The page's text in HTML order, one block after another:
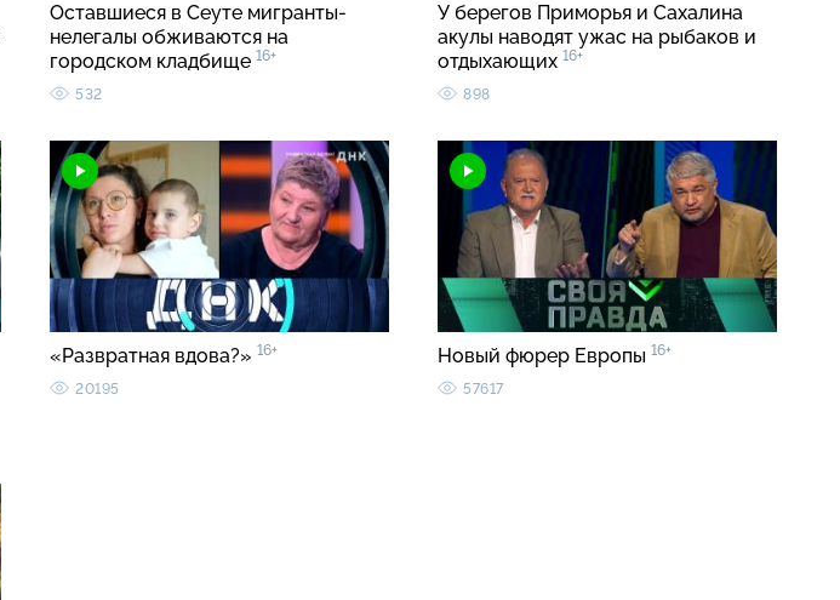
Оставшиеся в Сеуте мигранты-
нелегалы обживаются на
городском кладбище 16+
532
У берегов Приморья и Сахалина
акулы наводят ужас на рыбаков и
отдыхающих 16+
898
«Развратная вдова?» 16+
20195
Новый фюрер Европы 16+
57617